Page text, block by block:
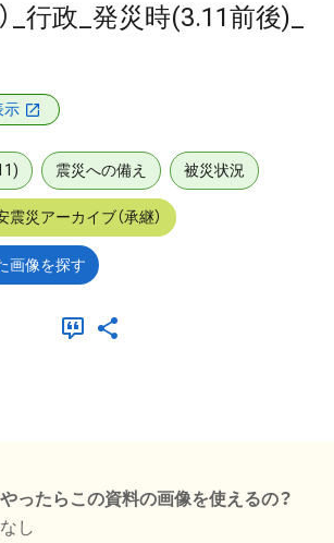
_行政_発災時(3.11前後)_
示
震災への備え 被災状況
震災アーカイブ（承継）
画像を探す
ったらこの資料の画像を使えるの？
し